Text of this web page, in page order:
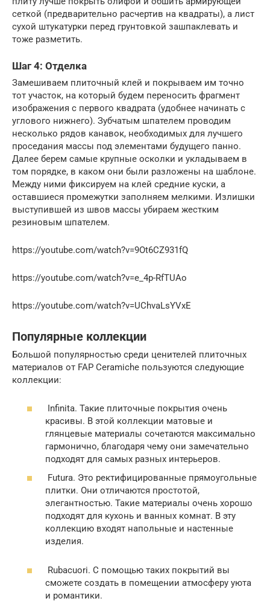
сеткой (предварительно расчертив на квадраты), а лист
сухой штукатурки перед грунтовкой зашпаклевать и
тоже разметить.
Шаг 4: Отделка
Замешиваем плиточный клей и покрываем им точно
тот участок, на который будем переносить фрагмент
изображения с первого квадрата (удобнее начинать с
углового нижнего). Зубчатым шпателем проводим
несколько рядов канавок, необходимых для лучшего
проседания массы под элементами будущего панно.
Далее берем самые крупные осколки и укладываем в
том порядке, в каком они были разложены на шаблоне.
Между ними фиксируем на клей средние куски, а
оставшиеся промежутки заполняем мелкими. Излишки
выступившей из швов массы убираем жестким
резиновым шпателем.
https://youtube.com/watch?v=9Ot6CZ931fQ
https://youtube.com/watch?v=e_4p-RfTUAo
https://youtube.com/watch?v=UChvaLsYVxE
Популярные коллекции
Большой популярностью среди ценителей плиточных
материалов от FAP Ceramiche пользуются следующие
коллекции:
Infinita. Такие плиточные покрытия очень
красивы. В этой коллекции матовые и
глянцевые материалы сочетаются максимально
гармонично, благодаря чему они замечательно
подходят для самых разных интерьеров.
Futura. Это ректифицированные прямоугольные
плитки. Они отличаются простотой,
элегантностью. Такие материалы очень хорошо
подходят для кухонь и ванных комнат. В эту
коллекцию входят напольные и настенные
изделия.
Rubacuori. С помощью таких покрытий вы
сможете создать в помещении атмосферу уюта
и романтики.